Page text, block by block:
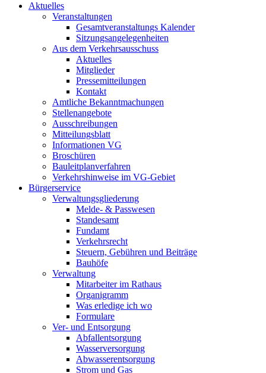
Aktuelles
Veranstaltungen
Gesamtveranstaltungs Kalender
Sitzungsangelegenheiten
Aus dem Verkehrsausschuss
Aktuelles
Mitglieder
Pressemitteilungen
Kontakt
Amtliche Bekanntmachungen
Stellenangebote
Ausschreibungen
Mitteilungsblatt
Informationen VG
Broschüren
Bauleitplanverfahren
Verkehrshinweise im VG-Gebiet
Bürgerservice
Verwaltungsgliederung
Melde- & Passwesen
Standesamt
Fundamt
Verkehrsrecht
Steuern, Gebühren und Beiträge
Bauhöfe
Verwaltung
Mitarbeiter im Rathaus
Organigramm
Was erledige ich wo
Formulare
Ver- und Entsorgung
Abfallentsorgung
Wasserversorgung
Abwasserentsorgung
Strom und Gas